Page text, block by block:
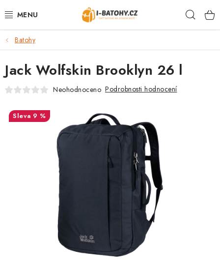
na
VÝPRODEJ %
BATOHY
TAŠKY, KABELKY
CESTOVNÍ ZAVAZADLA
DOPLŇKY A PŘÍSLUŠENSTVÍ
PODLE AKTIVITY
Batohy
Jack Wolfskin Brooklyn 26 l
Neohodnoceno Podrobnosti hodnocení
9 %